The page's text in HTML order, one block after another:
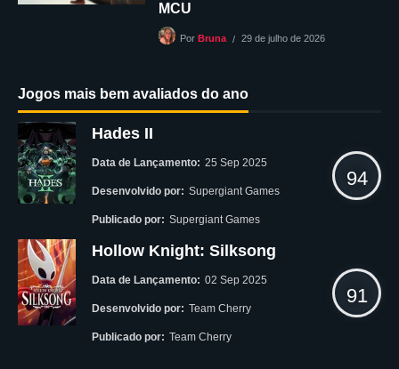
MCU
Por Bruna 29 de julho de 2026
Jogos mais bem avaliados do ano
Hades II
Data de Lançamento: 25 Sep 2025
Desenvolvido por: Supergiant Games
Publicado por: Supergiant Games
94
Hollow Knight: Silksong
Data de Lançamento: 02 Sep 2025
Desenvolvido por: Team Cherry
Publicado por: Team Cherry
91